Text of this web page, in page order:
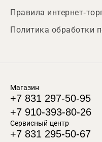
Правила интернет-
Политика обработки
Магазин
+7 831 297-50-95
+7 910-393-80-26
Сервисный центр
+7 831 295-50-67